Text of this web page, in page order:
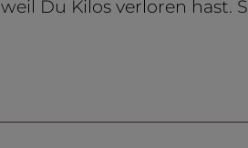
weil Du Kilos verloren hast.